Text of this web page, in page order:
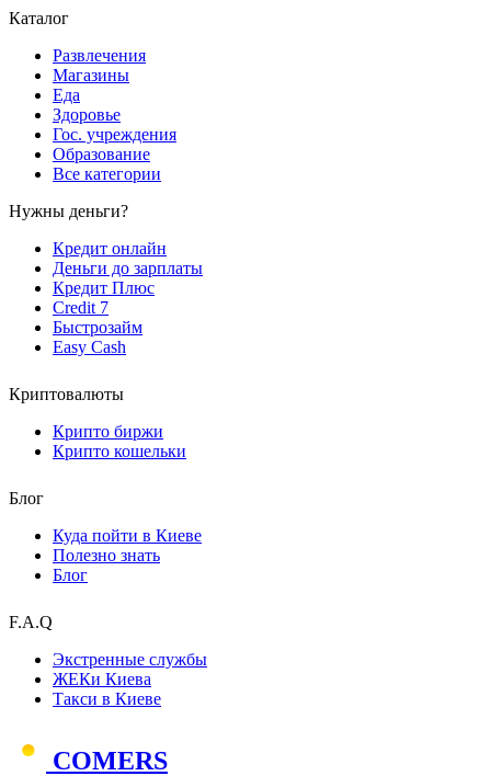
Каталог
Развлечения
Магазины
Еда
Здоровье
Гос. учреждения
Образование
Все категории
Нужны деньги?
Кредит онлайн
Деньги до зарплаты
Кредит Плюс
Credit 7
Быстрозайм
Easy Cash
Криптовалюты
Крипто биржи
Крипто кошельки
Блог
Куда пойти в Киеве
Полезно знать
Блог
F.A.Q
Экстренные службы
ЖЕКи Киева
Такси в Киеве
COMERS